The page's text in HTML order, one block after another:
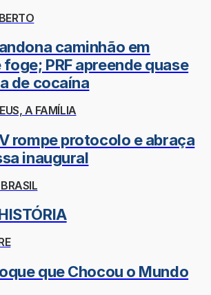
caminhão em
PRF apreende quase
de cocaína
A FAMÍLIA
rompe protocolo e abraça
inaugural
que Chocou o Mundo